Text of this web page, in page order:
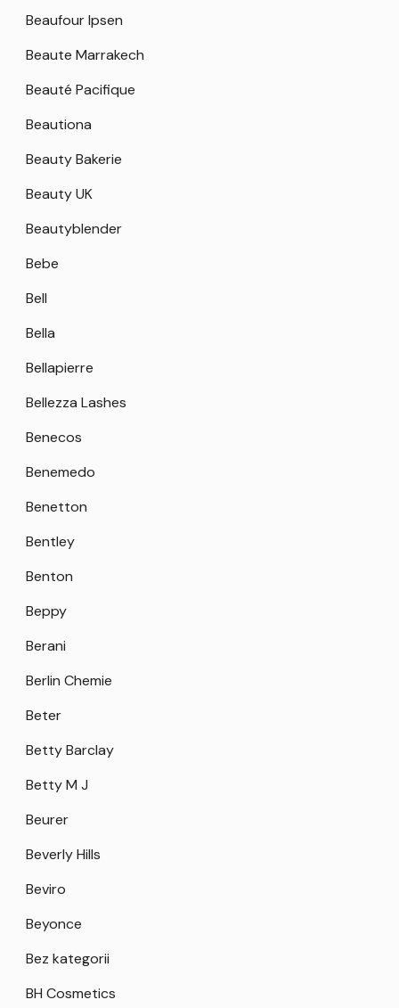
Beaufour Ipsen
Beaute Marrakech
Beauté Pacifique
Beautiona
Beauty Bakerie
Beauty UK
Beautyblender
Bebe
Bell
Bella
Bellapierre
Bellezza Lashes
Benecos
Benemedo
Benetton
Bentley
Benton
Beppy
Berani
Berlin Chemie
Beter
Betty Barclay
Betty M J
Beurer
Beverly Hills
Beviro
Beyonce
Bez kategorii
BH Cosmetics